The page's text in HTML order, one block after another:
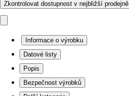
Zkontrolovat dostupnost v nejbližší prodejně
Informace o výrobku
Datové listy
Popis
Bezpečnost výrobků